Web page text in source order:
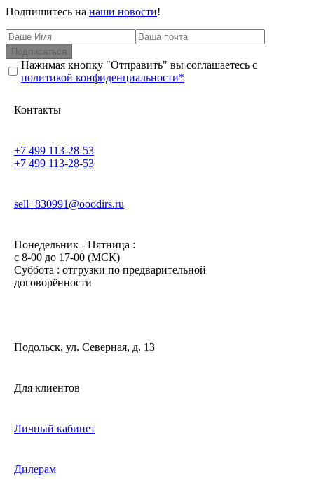
Подпишитесь на наши новости!
Подписаться
Нажимая кнопку "Отправить" вы соглашаетесь с
политикой конфиденциальности*
Контакты
+7 499 113-28-53
+7 499 113-28-53
sell+830991@ooodirs.ru
Понедельник - Пятница :
c 8-00 до 17-00 (МСК)
Суббота : отгрузки по предварительной
договорённости
Подольск, ул. Северная, д. 13
Для клиентов
Личный кабинет
Дилерам